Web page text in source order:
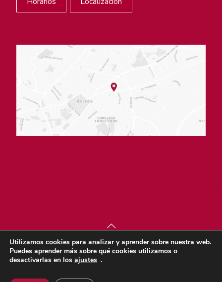
© sjdigital 2022 |Política de privacidad|Aviso legal
Política de cookies
Utilizamos cookies para analizar y aprender sobre nuestra web.
Puedes aprender más sobre qué cookies utilizamos o
desactivarlas en los ajustes .